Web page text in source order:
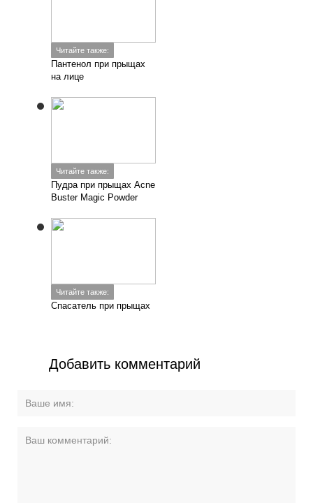
Читайте также:
Пантенол при прыщах
на лице
Читайте также:
Пудра при прыщах Acne
Buster Magic Powder
Читайте также:
Спасатель при прыщах
Добавить комментарий